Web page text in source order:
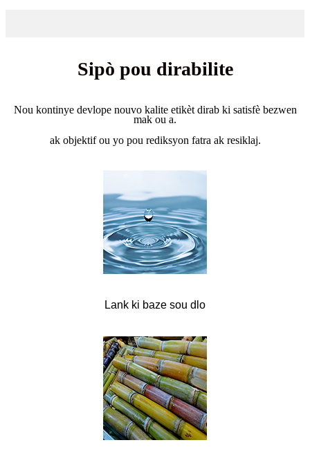
Sipò pou dirabilite
Nou kontinye devlope nouvo kalite etikèt dirab ki satisfè bezwen
mak ou a.
ak objektif ou yo pou rediksyon fatra ak resiklaj.
Lank ki baze sou dlo